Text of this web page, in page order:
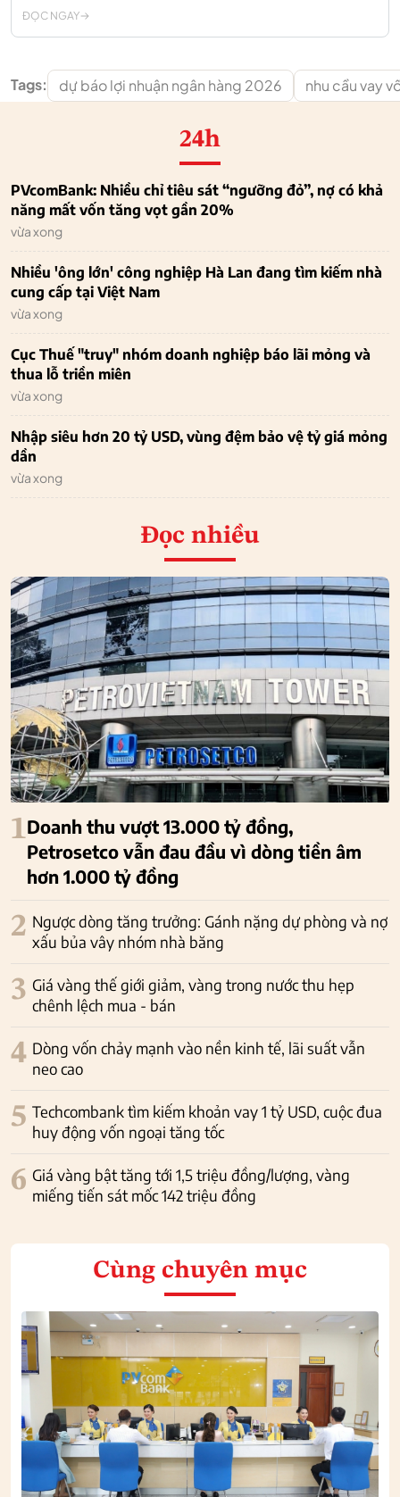
ĐỌC NGAY
Tags: dự báo lợi nhuận ngân hàng 2026 nhu cầu vay
24h
PVcomBank: Nhiều chỉ tiêu sát “ngưỡng đỏ”, nợ có khả
năng mất vốn tăng vọt gần 20%
vừa xong
Nhiều 'ông lớn' công nghiệp Hà Lan đang tìm kiếm nhà
cung cấp tại Việt Nam
vừa xong
Cục Thuế "truy" nhóm doanh nghiệp báo lãi mỏng và
thua lỗ triền miên
vừa xong
Nhập siêu hơn 20 tỷ USD, vùng đệm bảo vệ tỷ giá mỏng
dần
vừa xong
Đọc nhiều
1Doanh thu vượt 13.000 tỷ đồng,
Petrosetco vẫn đau đầu vì dòng tiền âm
hơn 1.000 tỷ đồng
2 Ngược dòng tăng trưởng: Gánh nặng dự phòng và nợ
xấu bủa vây nhóm nhà băng
3 Giá vàng thế giới giảm, vàng trong nước thu hẹp
chênh lệch mua - bán
4 Dòng vốn chảy mạnh vào nền kinh tế, lãi suất vẫn
neo cao
5 Techcombank tìm kiếm khoản vay 1 tỷ USD, cuộc đua
huy động vốn ngoại tăng tốc
6 Giá vàng bật tăng tới 1,5 triệu đồng/lượng, vàng
miếng tiến sát mốc 142 triệu đồng
Cùng chuyên mục